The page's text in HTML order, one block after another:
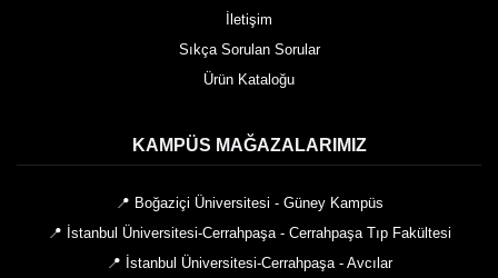
İletişim
Sıkça Sorulan Sorular
Ürün Kataloğu
KAMPÜS MAĞAZALARIMIZ
📍 Boğaziçi Üniversitesi - Güney Kampüs
📍 İstanbul Üniversitesi-Cerrahpaşa - Cerrahpaşa Tıp Fakültesi
📍 İstanbul Üniversitesi-Cerrahpaşa - Avcılar